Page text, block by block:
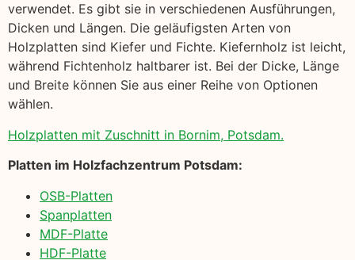
verwendet. Es gibt sie in verschiedenen Ausführungen,
Dicken und Längen. Die geläufigsten Arten von
Holzplatten sind Kiefer und Fichte. Kiefernholz ist leicht,
während Fichtenholz haltbarer ist. Bei der Dicke, Länge
und Breite können Sie aus einer Reihe von Optionen
wählen.
Holzplatten mit Zuschnitt in Bornim, Potsdam.
Platten im Holzfachzentrum Potsdam:
OSB-Platten
Spanplatten
MDF-Platte
HDF-Platte